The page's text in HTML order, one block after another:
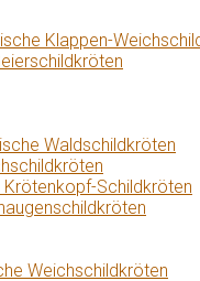
Klappen-
Waldschildkröten
Schildkröten
Weichschildkröten